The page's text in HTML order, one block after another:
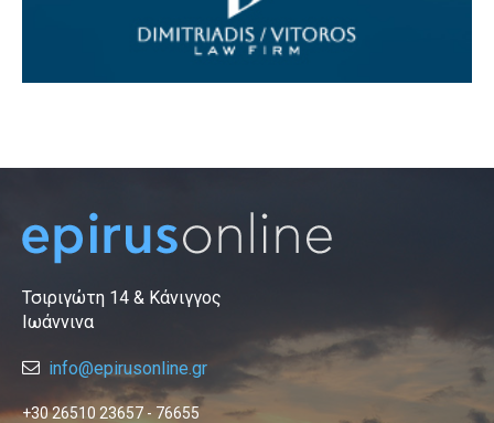
Τσιριγώτη 14 & Κάνιγγος
Ιωάννινα
info@epirusonline.gr
+30 26510 23657 - 76655